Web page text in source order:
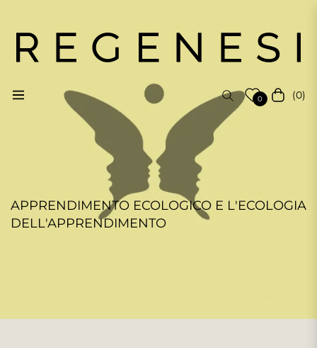
Navigation 0 Carrello
(0)
APPRENDIMENTO ECOLOGICO E L'ECOLOGIA
DELL'APPRENDIMENTO